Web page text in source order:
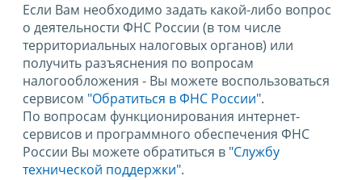
Если Вам необходимо задать какой-либо вопрос
о деятельности ФНС России (в том числе
территориальных налоговых органов) или
получить разъяснения по вопросам
налогообложения - Вы можете воспользоваться
сервисом "Обратиться в ФНС России".
По вопросам функционирования интернет-
сервисов и программного обеспечения ФНС
России Вы можете обратиться в "Службу
технической поддержки".